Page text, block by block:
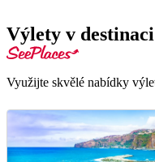
Výlety v destinaci
Využijte skvělé nabídky